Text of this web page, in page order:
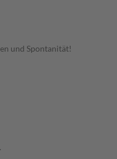
und Spontanität!